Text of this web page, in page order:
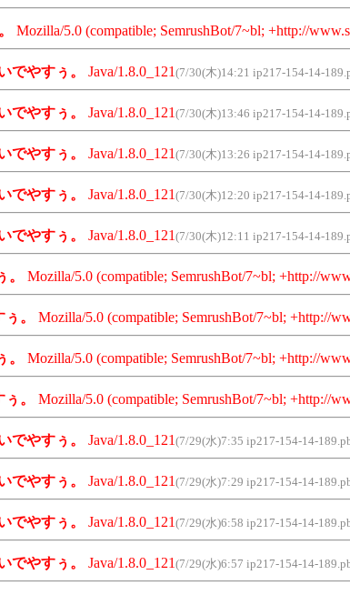
Mozilla/5.0 (compatible; SemrushBot/7~bl; +http://
でやすぅ。 Java/1.8.0_121 (7/30(木)14:21 ip217-154-14-
でやすぅ。 Java/1.8.0_121 (7/30(木)13:46 ip217-154-14-
でやすぅ。 Java/1.8.0_121 (7/30(木)13:26 ip217-154-14-
でやすぅ。 Java/1.8.0_121 (7/30(木)12:20 ip217-154-14-
でやすぅ。 Java/1.8.0_121 (7/30(木)12:11 ip217-154-14-
Mozilla/5.0 (compatible; SemrushBot/7~bl; +http://
。 Mozilla/5.0 (compatible; SemrushBot/7~bl; +http://
Mozilla/5.0 (compatible; SemrushBot/7~bl; +http://
。 Mozilla/5.0 (compatible; SemrushBot/7~bl; +http://
でやすぅ。 Java/1.8.0_121 (7/29(水)7:35 ip217-154-14-
でやすぅ。 Java/1.8.0_121 (7/29(水)7:29 ip217-154-14-
でやすぅ。 Java/1.8.0_121 (7/29(水)6:58 ip217-154-14-
でやすぅ。 Java/1.8.0_121 (7/29(水)6:57 ip217-154-14-